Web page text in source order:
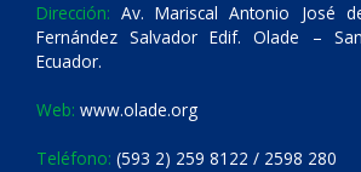
Dirección: Av. Mariscal Antonio José
Fernández Salvador Edif. Olade –
Ecuador.
Web: www.olade.org
Teléfono: (593 2) 259 8122 / 2598 280